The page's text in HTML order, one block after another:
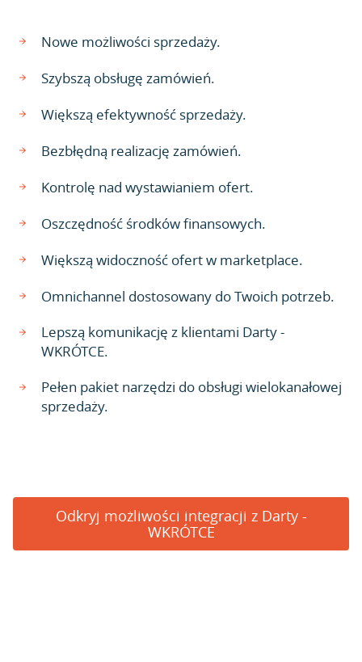
Nowe możliwości sprzedaży.
Szybszą obsługę zamówień.
Większą efektywność sprzedaży.
Bezbłędną realizację zamówień.
Kontrolę nad wystawianiem ofert.
Oszczędność środków finansowych.
Większą widoczność ofert w marketplace.
Omnichannel dostosowany do Twoich potrzeb.
Lepszą komunikację z klientami Darty -
WKRÓTCE.
Pełen pakiet narzędzi do obsługi wielokanałowej
sprzedaży.
Odkryj możliwości integracji z Darty -
WKRÓTCE